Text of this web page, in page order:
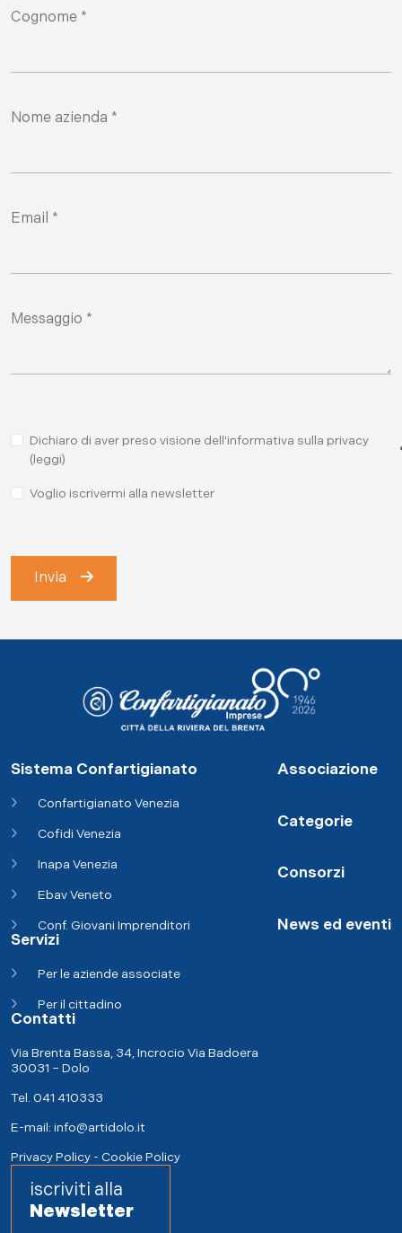
Cognome *
Nome azienda *
Email *
Messaggio *
Dichiaro di aver preso visione dell'informativa sulla privacy
(leggi)
Voglio iscrivermi alla newsletter
Invia
Sistema Confartigianato
Confartigianato Venezia
Cofidi Venezia
Inapa Venezia
Ebav Veneto
Conf. Giovani Imprenditori
Associazione
Categorie
Consorzi
News ed eventi
Servizi
Per le aziende associate
Per il cittadino
Contatti
Via Brenta Bassa, 34, Incrocio Via Badoera
30031 – Dolo
Tel. 041 410333
E-mail: info@artidolo.it
Privacy Policy - Cookie Policy
iscriviti alla
Newsletter